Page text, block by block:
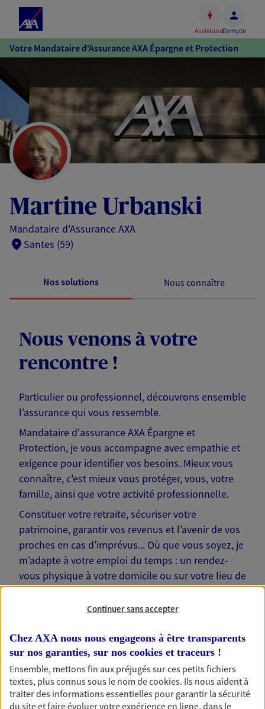
Accéder
au
Accéder
au
pied
de
page
AssistanceCompte
Votre Mandataire d'Assurance AXA Épargne et Protection
Martine Urbanski
Mandataire d'Assurance AXA
Santes (59)
Nos solutions Nous connaître
Nous venons à votre
rencontre !
Particulier ou professionnel, découvrons ensemble
l’assurance qui vous ressemble.
Mandataire d'assurance AXA Épargne et
Protection, je vous accompagne avec empathie et
exigence pour identifier vos besoins. Mieux vous
connaître, c'est mieux vous protéger, vous, votre
famille, ainsi que votre activité professionnelle.
Constituer votre retraite, sécuriser votre
patrimoine, garantir vos revenus et l’avenir de vos
proches en cas d’imprévus... Où que vous soyez, je
m’adapte à votre emploi du temps : un rendez-
vous physique à votre domicile ou sur votre lieu de
travail… Je suis là pour échanger avec vous !
Nos offres phares
Continuer sans accepter
Chez AXA nous nous engageons à être transparents
sur nos garanties, sur nos cookies et traceurs !
Ensemble, mettons fin aux préjugés sur ces petits fichiers
textes, plus connus sous le nom decookies. Ils nous aident à
traiter des informations essentielles pour garantir la sécurité
du site et faire évoluer votre expérience en ligne, dans le